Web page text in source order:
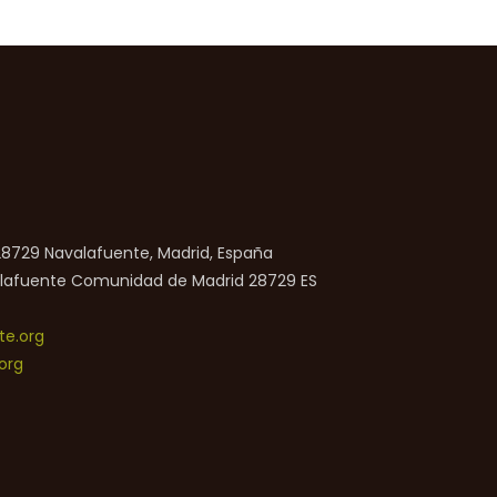
Navalafuente, Madrid, España
Comunidad de Madrid 28729 ES